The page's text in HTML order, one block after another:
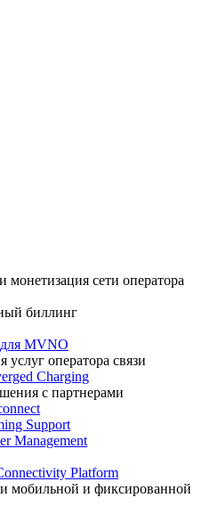
монетизация сети оператора
биллинг
MVNO
услуг оператора связи
Charging
с партнерами
Support
Management
Platform
мобильной и фиксированной